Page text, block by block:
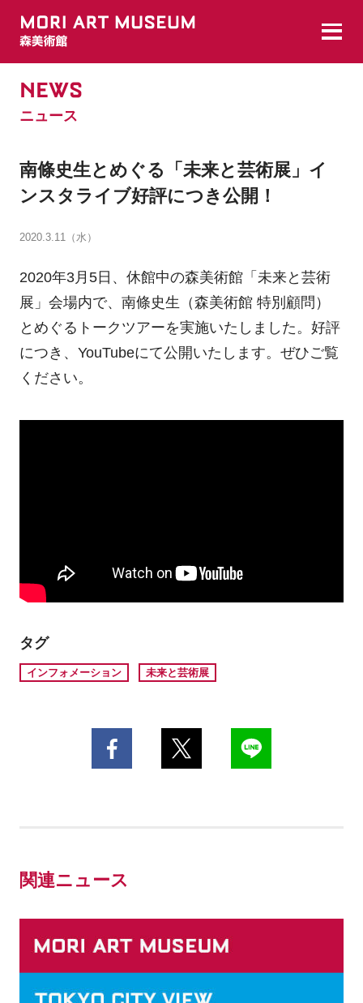
NEWS
ニュース
南條史生とめぐる「未来と芸術展」イ
ンスタライブ好評につき公開！
2020.3.11（水）
2020年3月5日、休館中の森美術館「未来と芸術
展」会場内で、南條史生（森美術館 特別顧問）
とめぐるトークツアーを実施いたしました。好評
につき、YouTubeにて公開いたします。ぜひご覧
ください。
タグ
インフォメーション 未来と芸術展
関連ニュース